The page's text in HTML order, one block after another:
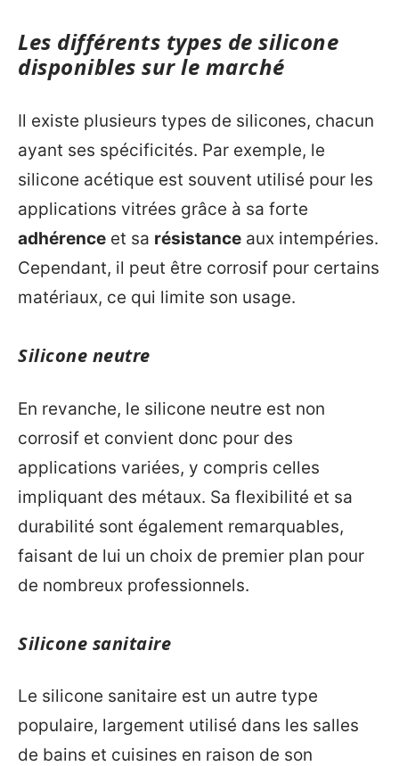
Les différents types de silicone
disponibles sur le marché
Il existe plusieurs types de silicones, chacun
ayant ses spécificités. Par exemple, le
silicone acétique est souvent utilisé pour les
applications vitrées grâce à sa forte
adhérence et sa résistance aux intempéries.
Cependant, il peut être corrosif pour certains
matériaux, ce qui limite son usage.
Silicone neutre
En revanche, le silicone neutre est non
corrosif et convient donc pour des
applications variées, y compris celles
impliquant des métaux. Sa flexibilité et sa
durabilité sont également remarquables,
faisant de lui un choix de premier plan pour
de nombreux professionnels.
Silicone sanitaire
Le silicone sanitaire est un autre type
populaire, largement utilisé dans les salles
de bains et cuisines en raison de son